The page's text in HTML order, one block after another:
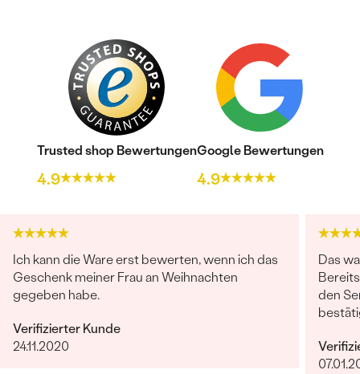
Trusted shop Bewertungen
4.9
Google Bewertungen
4.9
Ich kann die Ware erst bewerten, wenn ich das
Geschenk meiner Frau an Weihnachten
gegeben habe.
Verifizierter Kunde
24.11.2020
Das
den
per